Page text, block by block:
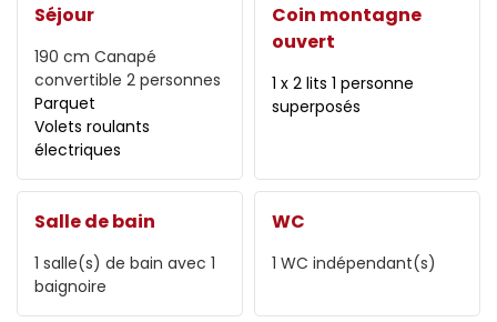
Séjour
190 cm Canapé
convertible 2 personnes
Parquet
Volets roulants
électriques
Coin montagne
ouvert
1 x 2 lits 1 personne
superposés
Salle de bain
1 salle(s) de bain avec 1
baignoire
WC
1 WC indépendant(s)